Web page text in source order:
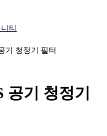
티
기 청정기 필터
공기 청정기